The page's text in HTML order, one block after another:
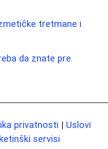
tretmane i
da znate pre
privatnosti | Uslovi
servisi